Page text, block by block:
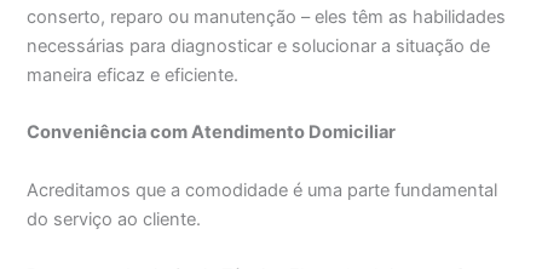
conserto, reparo ou manutenção – eles têm as habilidades
necessárias para diagnosticar e solucionar a situação de
maneira eficaz e eficiente.
Conveniência com Atendimento Domiciliar
Acreditamos que a comodidade é uma parte fundamental
do serviço ao cliente.